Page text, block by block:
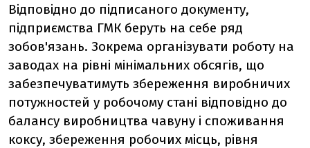
Відповідно до підписаного документу,
підприємства ГМК беруть на себе ряд
зобов'язань. Зокрема організувати роботу на
заводах на рівні мінімальних обсягів, що
забезпечуватимуть збереження виробничих
потужностей у робочому стані відповідно до
балансу виробництва чавуну і споживання
коксу, збереження робочих місць, рівня